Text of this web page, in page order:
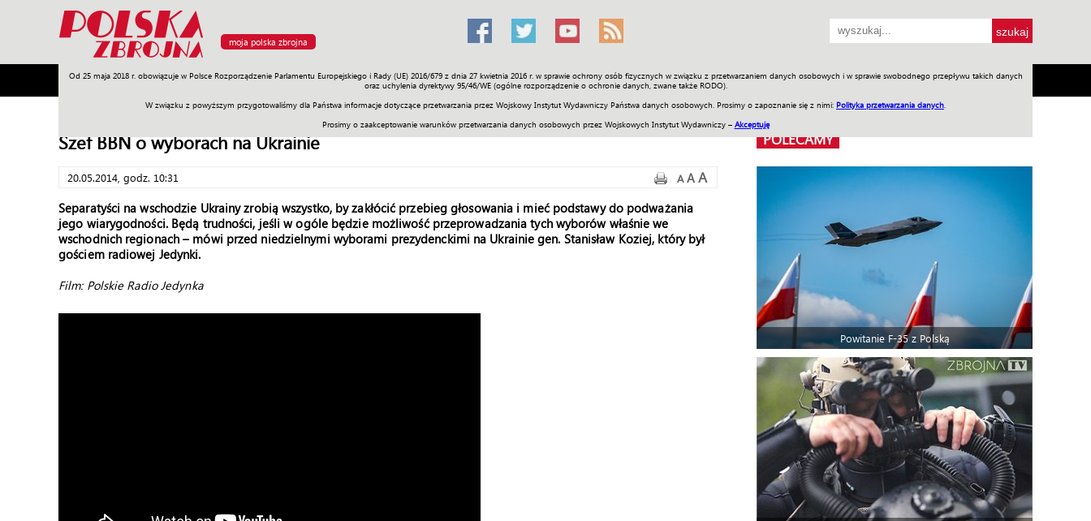
moja polska zbrojna
Od 25 maja 2018 r. obowiązuje w Polsce Rozporządzenie Parlamentu Europejskiego i Rady (UE) 2016/679 z dnia 27 kwietnia 2016 r. w sprawie ochrony osób fizycznych w związku z przetwarzaniem danych osobowych i w sprawie swobodnego przepływu takich danych
oraz uchylenia dyrektywy 95/46/WE (ogólne rozporządzenie o ochronie danych, zwane także RODO).
W związku z powyższym przygotowaliśmy dla Państwa informacje dotyczące przetwarzania przez Wojskowy Instytut Wydawniczy Państwa danych osobowych. Prosimy o zapoznanie się z nimi: Polityka przetwarzania danych
Prosimy o zaakceptowanie warunków przetwarzania danych osobowych przez Wojskowych Instytut Wydawniczy – Akceptuję
Armia Poligon Sprzęt Misje Polityka Prawo Świat Społeczność Sport Historia Galerie Wideo ENGLISH SKLEP Jednodniówki Praca w WIW
Szef BBN o wyborach na Ukrainie
20.05.2014, godz. 10:31 A A A
Separatyści na wschodzie Ukrainy zrobią wszystko, by zakłócić przebieg głosowania i mieć podstawy do podważania
jego wiarygodności. Będą trudności, jeśli w ogóle będzie możliwość przeprowadzania tych wyborów właśnie we
wschodnich regionach – mówi przed niedzielnymi wyborami prezydenckimi na Ukrainie gen. Stanisław Koziej, który był
gościem radiowej Jedynki.
Film: Polskie Radio Jedynka
POLECAMY
Powitanie F-35 z Polską